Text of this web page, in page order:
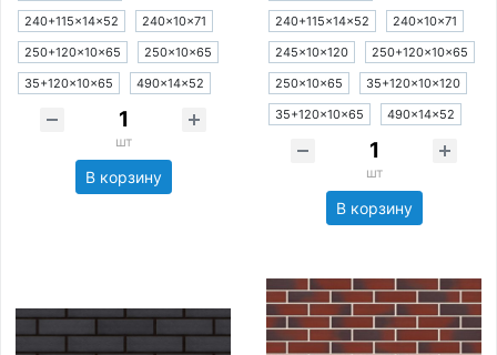
240+115×14×52
240×10×71
250+120×10×65
250×10×65
35+120×10×65
490×14×52
шт
В корзину
240+115×14×52
240×10×71
245×10×120
250+120×10×65
250×10×65
35+120×10×120
35+120×10×65
490×14×52
шт
В корзину